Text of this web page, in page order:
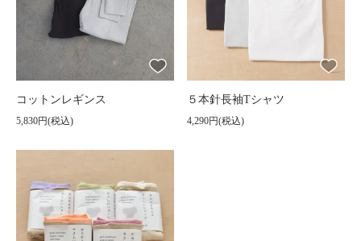
コットンレギンス
5,830円(税込)
５本針長袖Tシャツ
4,290円(税込)